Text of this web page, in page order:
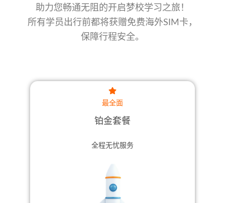
助力您畅通无阻的开启梦校学习之旅！
所有学员出行前都将获赠免费海外SIM卡，
保障行程安全。
最全面
铂金套餐
全程无忧服务